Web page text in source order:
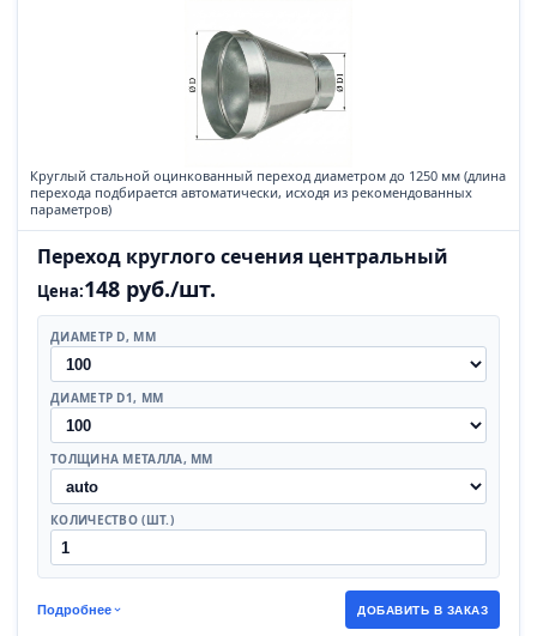
Круглый стальной оцинкованный переход диаметром до 1250 мм (длина
перехода подбирается автоматически, исходя из рекомендованных
параметров)
Переход круглого сечения центральный
Цена:148 руб./шт.
ДИАМЕТР D, ММ
ДИАМЕТР D1, ММ
ТОЛЩИНА МЕТАЛЛА, ММ
КОЛИЧЕСТВО (ШТ.)
Подробнее ДОБАВИТЬ В ЗАКАЗ